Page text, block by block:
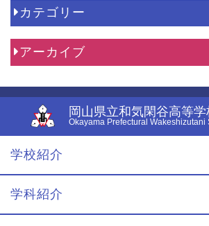
カテゴリー
アーカイブ
岡山県立和気閑谷高等学
Okayama Prefectural Wakeshizutani
学校紹介
学科紹介